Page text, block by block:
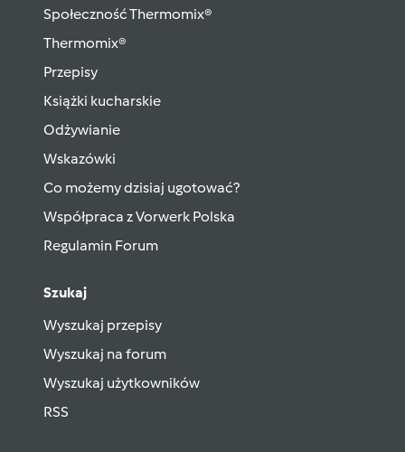
Społeczność Thermomix®
Thermomix®
Przepisy
Książki kucharskie
Odżywianie
Wskazówki
Co możemy dzisiaj ugotować?
Współpraca z Vorwerk Polska
Regulamin Forum
Szukaj
Wyszukaj przepisy
Wyszukaj na forum
Wyszukaj użytkowników
RSS